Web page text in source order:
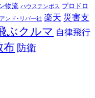
物流 ハウステンボス プロドロ
ンド･リバー社 楽天 災害支
ぶクルマ 自律飛行
布 防衛